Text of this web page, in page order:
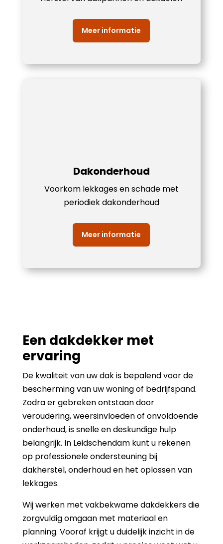
Meer informatie
Dakonderhoud
Voorkom lekkages en schade met
periodiek dakonderhoud
Meer informatie
Een dakdekker met
ervaring
De kwaliteit van uw dak is bepalend voor de
bescherming van uw woning of bedrijfspand.
Zodra er gebreken ontstaan door
veroudering, weersinvloeden of onvoldoende
onderhoud, is snelle en deskundige hulp
belangrijk. In Leidschendam kunt u rekenen
op professionele ondersteuning bij
dakherstel, onderhoud en het oplossen van
lekkages.
Wij werken met vakbekwame dakdekkers die
zorgvuldig omgaan met materiaal en
planning. Vooraf krijgt u duidelijk inzicht in de